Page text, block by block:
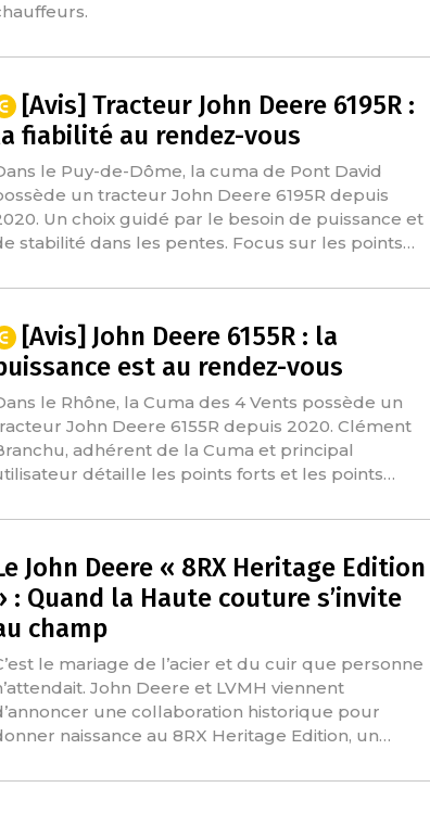
[Avis] Tracteur John Deere 6195R :
fiabilité au rendez-vous
le Puy-de-Dôme, la cuma de Pont David
un tracteur John Deere 6195R depuis
Un choix guidé par le besoin de puissance et
stabilité dans les pentes. Focus sur les points…
[Avis] John Deere 6155R : la
est au rendez-vous
le Rhône, la Cuma des 4 Vents possède un
John Deere 6155R depuis 2020. Clément
adhérent de la Cuma et principal
détaille les points forts et les points…
John Deere « 8RX Heritage Edition
: Quand la Haute couture s’invite
champ
le mariage de l’acier et du cuir que personne
John Deere et LVMH viennent
une collaboration historique pour
naissance au 8RX Heritage Edition, un…